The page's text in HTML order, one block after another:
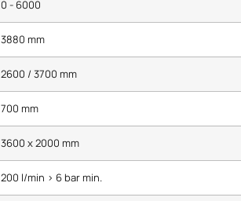
0 - 6000
3880 mm
2600 / 3700 mm
700 mm
3600 x 2000 mm
200 l/min > 6 bar min.